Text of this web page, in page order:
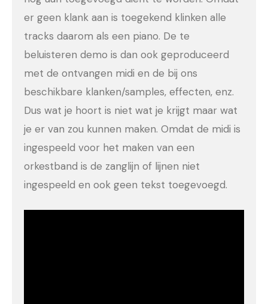
er geen klank aan is toegekend klinken alle
tracks daarom als een piano. De te
beluisteren demo is dan ook geproduceerd
met de ontvangen midi en de bij ons
beschikbare klanken/samples, effecten, enz.
Dus wat je hoort is niet wat je krijgt maar wat
je er van zou kunnen maken. Omdat de midi is
ingespeeld voor het maken van een
orkestband is de zanglijn of lijnen niet
ingespeeld en ook geen tekst toegevoegd.